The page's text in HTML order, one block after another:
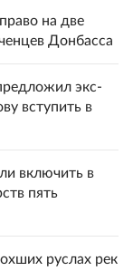
на две
Донбасса
экс-
вступить в
включить в
пять
руслах рек